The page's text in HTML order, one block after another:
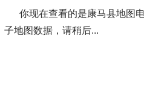
你现在查看的是康马县地图
子地图数据，请稍后...